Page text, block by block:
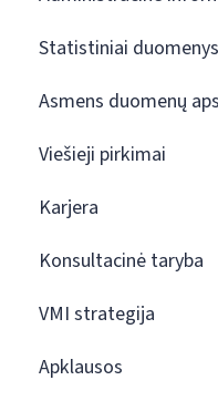
Statistiniai duomenys
Asmens duomenų
Viešieji pirkimai
Karjera
Konsultacinė taryba
VMI strategija
Apklausos